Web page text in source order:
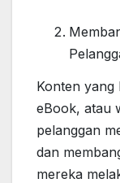
Konten yang
eBook, atau
pelanggan
dan
mereka